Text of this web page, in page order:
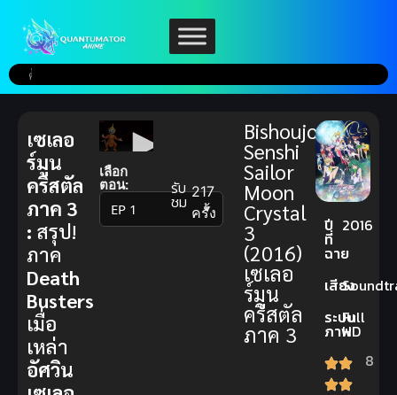
เลือก
ตอน:
▼
รับ
ชม 217
ครั้ง
Bishoujo
Senshi
Sailor
Moon
Crystal
3
(2016)
เซเลอ
ร์มูน
คริสตัล
ภาค 3
ปี
ที่
ฉาย
2016
เสียง
ระบบ
ภาพ
Full
HD
8
เซเลอ
ร์มูน
คริสตัล
ภาค 3
: สรุป!
ภาค
Death
Busters
เมื่อ
เหล่า
อัศวิน